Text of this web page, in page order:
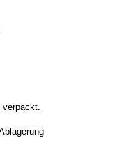
verpackt.